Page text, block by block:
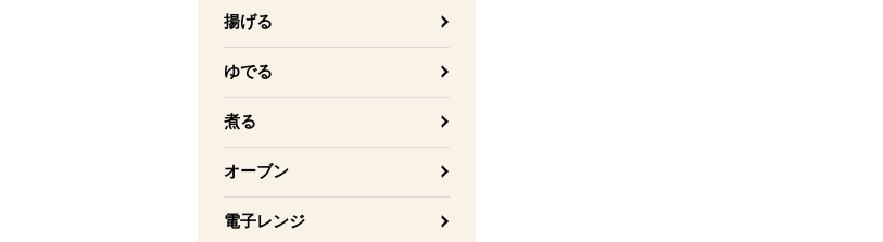
揚げる
ゆでる
煮る
オーブン
電子レンジ